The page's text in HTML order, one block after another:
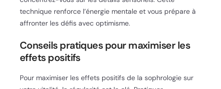
technique renforce l’énergie mentale et vous prépare à
affronter les défis avec optimisme.
Conseils pratiques pour maximiser les
effets positifs
Pour maximiser les effets positifs de la sophrologie sur